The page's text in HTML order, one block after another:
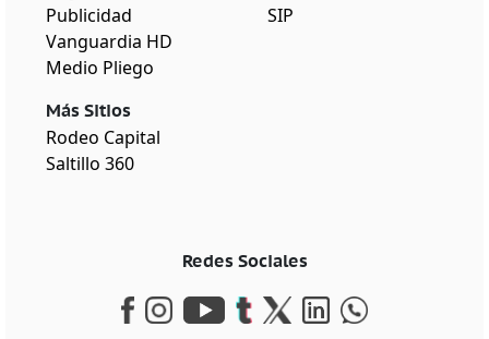
Publicidad
Vanguardia HD
Medio Pliego
Más Sitios
Rodeo Capital
Saltillo 360
SIP
Redes Sociales